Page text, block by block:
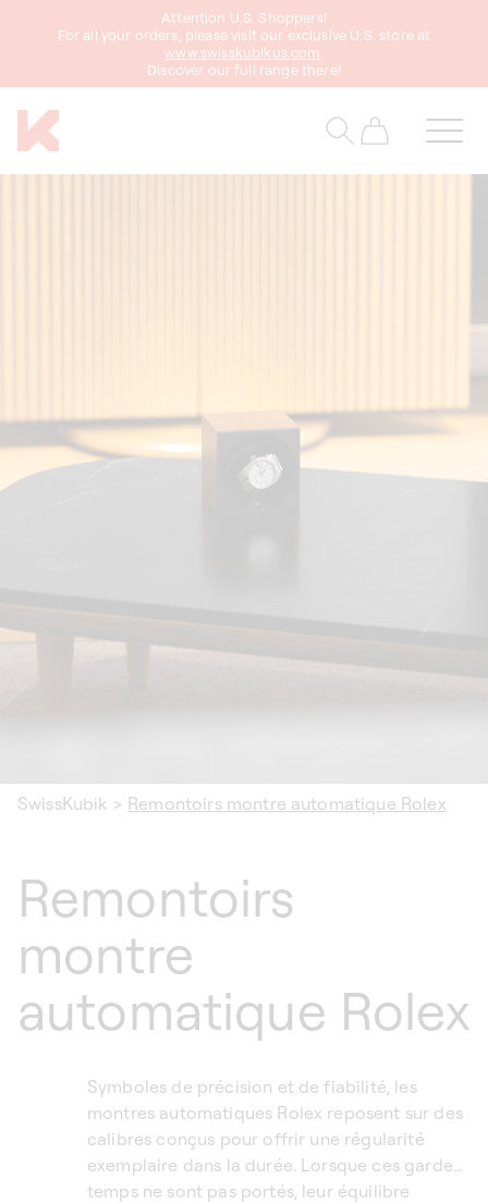
Attention U.S. Shoppers!
For all your orders, please visit our exclusive U.S. store at
www.swisskubikus.com
Discover our full range there!
Panier
SwissKubik > Remontoirs montre automatique Rolex
Remontoirs
montre
automatique Rolex
Symboles de précision et de fiabilité, les
montres automatiques Rolex reposent sur des
calibres conçus pour offrir une régularité
exemplaire dans la durée. Lorsque ces garde-
temps ne sont pas portés, leur équilibre